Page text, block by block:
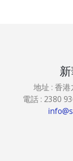
地址 : 香
電話 : 2380